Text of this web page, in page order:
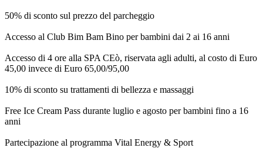
50% di sconto sul prezzo del parcheggio
Accesso al Club Bim Bam Bino per bambini dai 2 ai 16 anni
Accesso di 4 ore alla SPA CEò, riservata agli adulti, al costo di Euro
45,00 invece di Euro 65,00/95,00
10% di sconto su trattamenti di bellezza e massaggi
Free Ice Cream Pass durante luglio e agosto per bambini fino a 16
anni
Partecipazione al programma Vital Energy & Sport